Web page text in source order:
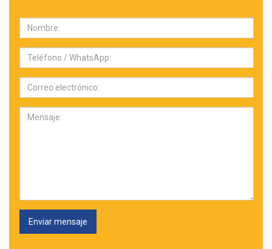
Nombre:
Teléfono:
Correo
electrónico:
Mensaje: